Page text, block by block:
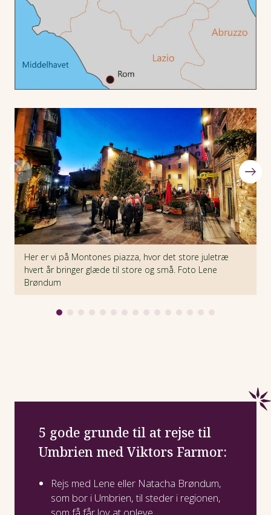
Her er vi på Montones piazza, hvor det store juletræ
hvert år bringer glæde til store og små. Foto Lene
Brøndum
5 gode grunde til at rejse til
Umbrien med Viktors Farmor:
Rejs med Lene eller Natacha Brøndum,
som bor i Umbrien, til steder i regionen,